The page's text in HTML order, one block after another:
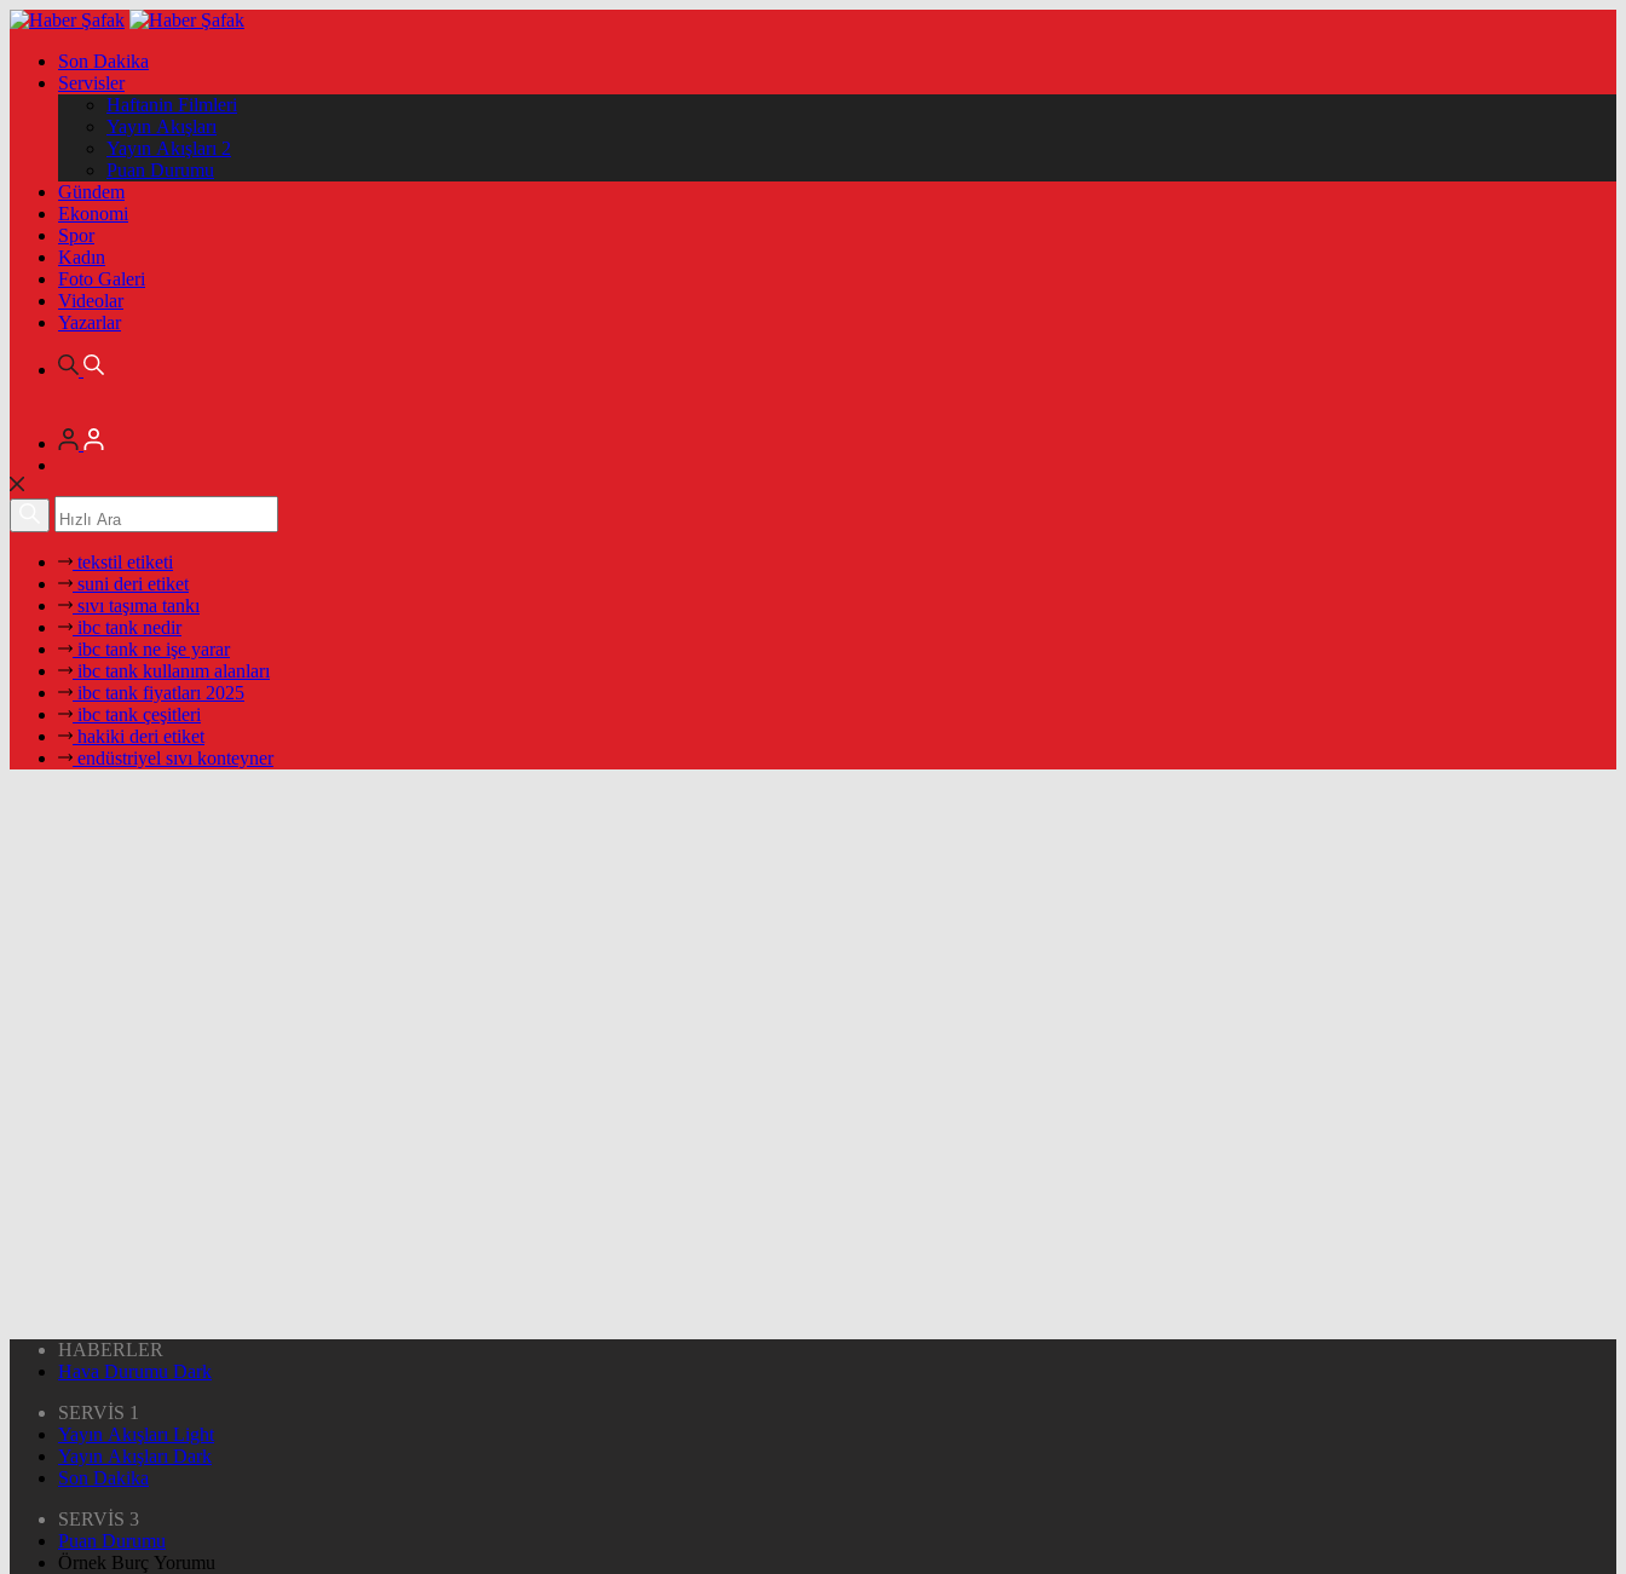
Son Dakika
Servisler
Haftanin Filmleri
Yayın Akışları
Yayın Akışları 2
Puan Durumu
Gündem
Ekonomi
Spor
Kadın
Foto Galeri
Videolar
Yazarlar
tekstil etiketi
suni deri etiket
sıvı taşıma tankı
ibc tank nedir
ibc tank ne işe yarar
ibc tank kullanım alanları
ibc tank fiyatları 2025
ibc tank çeşitleri
hakiki deri etiket
endüstriyel sıvı konteyner
HABERLER
Hava Durumu Dark
SERVİS 1
Yayın Akışları Light
Yayın Akışları Dark
Son Dakika
SERVİS 3
Puan Durumu
Örnek Burç Yorumu